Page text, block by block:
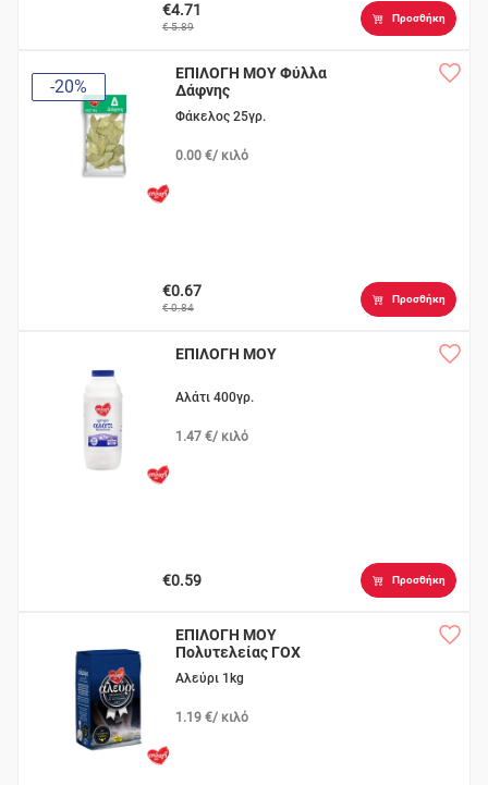
€4.71
€ 5.89
Προσθήκη
-20%
ΕΠΙΛΟΓΗ ΜΟΥ Φύλλα
Δάφνης
Φάκελος 25γρ.
0.00 €/ κιλό
€0.67
€ 0.84
Προσθήκη
ΕΠΙΛΟΓΗ ΜΟΥ
Αλάτι 400γρ.
1.47 €/ κιλό
€0.59 Προσθήκη
ΕΠΙΛΟΓΗ ΜΟΥ
Πολυτελείας ΓΟΧ
Αλεύρι 1kg
1.19 €/ κιλό